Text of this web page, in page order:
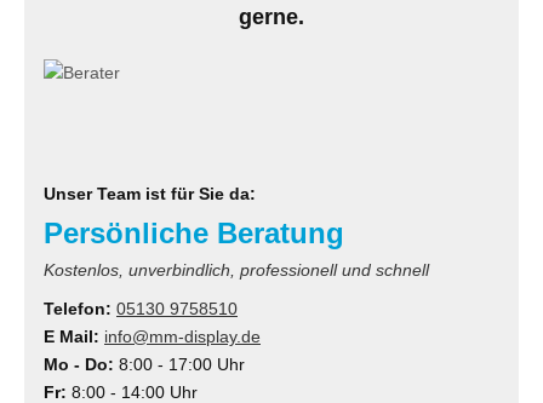
gerne.
Unser Team ist für Sie da:
Persönliche Beratung
Kostenlos, unverbindlich, professionell und schnell
Telefon: 05130 9758510
E Mail: info@mm-display.de
Mo - Do: 8:00 - 17:00 Uhr
Fr: 8:00 - 14:00 Uhr